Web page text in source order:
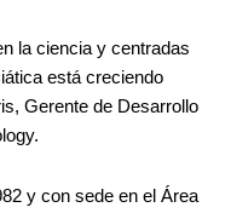
la ciencia y centradas
está creciendo
Gerente de Desarrollo
y con sede en el Área